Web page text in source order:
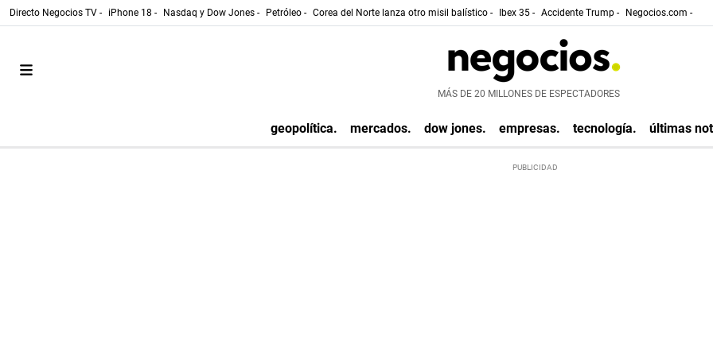
Directo Negocios TV - iPhone 18 - Nasdaq y Dow Jones - Petróleo - Corea del Norte lanza otro misil balístico - Ibex 35 - Accidente Trump - Negocios.com -
MÁS DE 20 MILLONES DE ESPECTADORES
geopolítica. mercados. dow jones. empresas. tecnología. últimas